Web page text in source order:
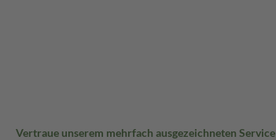
Vertraue unserem mehrfach ausgezeichneten Service